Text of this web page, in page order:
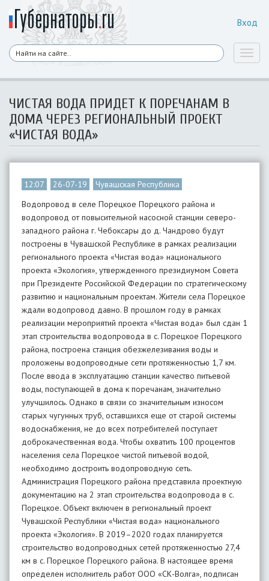
Вход
ЧИСТАЯ ВОДА ПРИДЕТ К ПОРЕЧАНАМ В
ДОМА ЧЕРЕЗ РЕГИОНАЛЬНЫЙ ПРОЕКТ
«ЧИСТАЯ ВОДА»
12:07 26-07-19
Чувашская Республика
Водопровод в селе Порецкое Порецкого района и
водопровод от повысительной насосной станции северо-
западного района г. Чебоксары до д. Чандрово будут
построены в Чувашской Республике в рамках реализации
регионального проекта «Чистая вода» национального
проекта «Экология», утвержденного президиумом Совета
при Президенте Российской Федерации по стратегическому
развитию и национальным проектам. Жители села Порецкое
ждали водопровод давно. В прошлом году в рамках
реализации мероприятий проекта «Чистая вода» был сдан 1
этап строительства водопровода в с. Порецкое Порецкого
района, построена станция обезжелезивания воды и
проложены водопроводные сети протяженностью 1,7 км.
После ввода в эксплуатацию станции качество питьевой
воды, поступающей в дома к поречанам, значительно
улучшилось. Однако в связи со значительным износом
старых чугунных труб, оставшихся еще от старой системы
водоснабжения, не до всех потребителей поступает
доброкачественная вода. Чтобы охватить 100 процентов
населения села Порецкое чистой питьевой водой,
необходимо достроить водопроводную сеть.
Администрация Порецкого района представила проектную
документацию на 2 этап строительства водопровода в с.
Порецкое. Объект включен в региональный проект
Чувашской Республики «Чистая вода» национального
проекта «Экология». В 2019–2020 годах планируется
строительство водопроводных сетей протяженностью 27,4
км в с. Порецкое Порецкого района. В настоящее время
определен исполнитель работ ООО «СК-Волга», подписан